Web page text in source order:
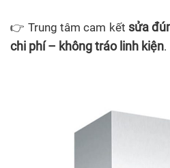
👉 Trung tâm cam kết sửa
chi phí – không tráo linh kiện.